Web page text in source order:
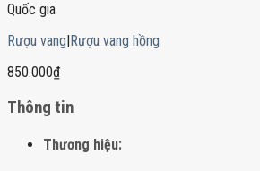
Quốc gia
Rượu vang|Rượu vang hồng
850.000₫
Thông tin
Thương hiệu: